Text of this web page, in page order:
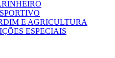
E AGRICULTURA
ESPECIAIS